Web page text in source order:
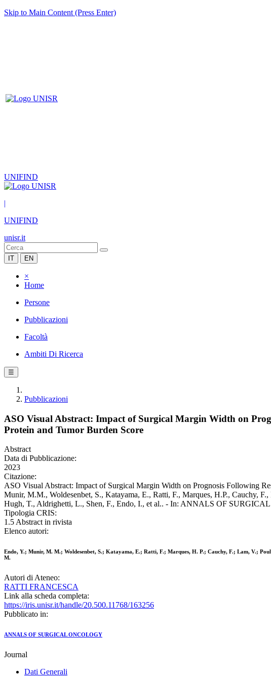
Skip to Main Content (Press Enter)
UNIFIND
|
UNIFIND
unisr.it
IT EN
×
Home
Persone
Pubblicazioni
Facoltà
Ambiti Di Ricerca
☰
Pubblicazioni
ASO Visual Abstract: Impact of Surgical Margin Width on
Protein and Tumor Burden Score
Abstract
Data di Pubblicazione:
2023
Citazione:
ASO Visual Abstract: Impact of Surgical Margin Width on Prognosis Following
Munir, M.M., Woldesenbet, S., Katayama, E., Ratti, F., Marques, H.P., Cauchy,
Hugh, T., Aldrighetti, L., Shen, F., Endo, I., et al.. - In: ANNALS OF
Tipologia CRIS:
1.5 Abstract in rivista
Elenco autori:
Endo, Y.; Munir, M. M.; Woldesenbet, S.; Katayama, E.; Ratti, F.; Marques, H. P.; Cauchy, F.; Lam, V.;
M.
Autori di Ateneo:
RATTI FRANCESCA
Link alla scheda completa:
https://iris.unisr.it/handle/20.500.11768/163256
Pubblicato in:
ANNALS OF SURGICAL ONCOLOGY
Journal
Dati Generali